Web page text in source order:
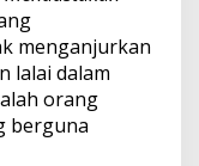
menganjurkan
lalai dalam
orang
berguna